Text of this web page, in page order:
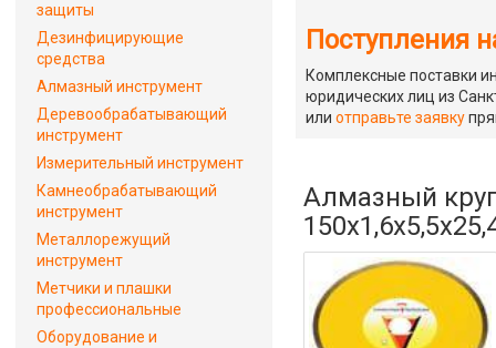
Поступления
Комплексные поставки
юридических лиц из
илиотправьте заявку
Алмазный
защиты
Дезинфицирующие
средства
Алмазный инструмент
Деревообрабатывающий
инструмент
Измерительный инструмент
Камнеобрабатывающий
инструмент
Металлорежущий
инструмент
Метчики и плашки
профессиональные
Оборудование и